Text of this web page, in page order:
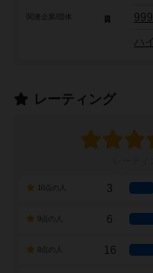
ハ
レーティング
3
9点の人 6
16